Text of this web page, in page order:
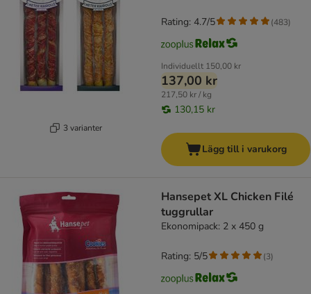
3 varianter
Individuellt 150,00 kr
137,00 kr
217,50 kr / kg
130,15 kr
Rating: 4.7/5 (483)
Lägg till i varukorg
Hansepet XL Chicken Filé
tuggrullar
Ekonomipack: 2 x 450 g
Rating: 5/5 (3)